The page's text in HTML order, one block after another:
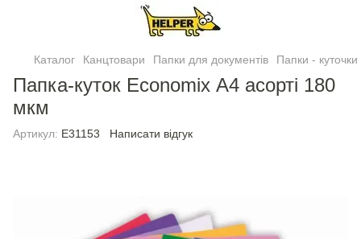
Каталог Канцтовари Папки для документів Папки - куточки
Папка-куток Economix А4 асорті 180
мкм
Артикул: Е31153 Написати відгук